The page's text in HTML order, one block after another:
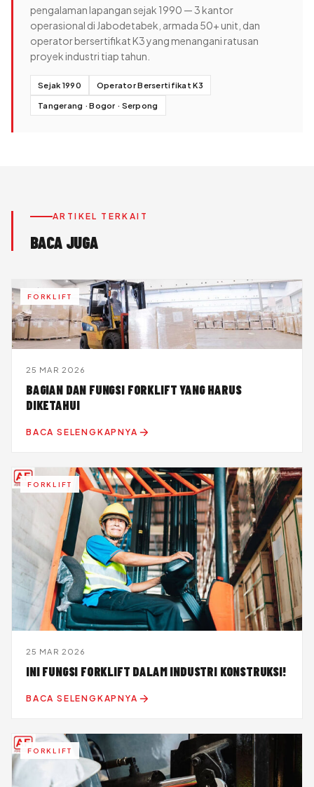
pengalaman lapangan sejak 1990 — 3 kantor
operasional di Jabodetabek, armada 50+ unit, dan
operator bersertifikat K3 yang menangani ratusan
proyek industri tiap tahun.
Sejak 1990 Operator Bersertifikat K3
Tangerang · Bogor · Serpong
ARTIKEL TERKAIT
BACA JUGA
FORKLIFT
25 MAR 2026
BAGIAN DAN FUNGSI FORKLIFT YANG HARUS
DIKETAHUI
BACA SELENGKAPNYA
FORKLIFT
25 MAR 2026
INI FUNGSI FORKLIFT DALAM INDUSTRI KONSTRUKSI!
BACA SELENGKAPNYA
FORKLIFT